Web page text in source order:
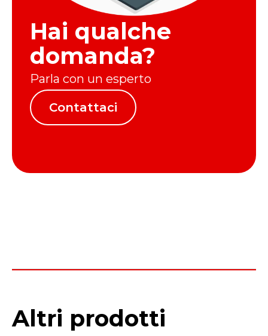
unificata del cliente.
Hai qualche
domanda?
Parla con un esperto
Contattaci
Altri prodotti